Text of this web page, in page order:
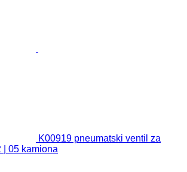
K00919 pneumatski ventil za
| 05 kamiona